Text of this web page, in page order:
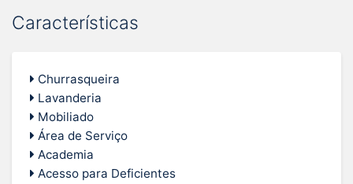
Características
Churrasqueira
Lavanderia
Mobiliado
Área de Serviço
Academia
Acesso para Deficientes